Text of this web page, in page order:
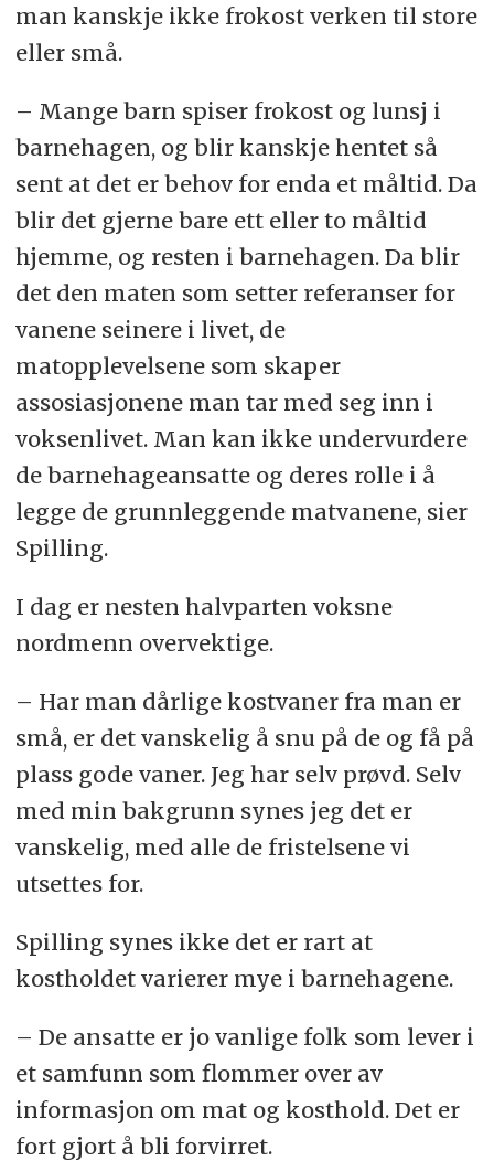
man kanskje ikke frokost verken til store
eller små.
– Mange barn spiser frokost og lunsj i
barnehagen, og blir kanskje hentet så
sent at det er behov for enda et måltid. Da
blir det gjerne bare ett eller to måltid
hjemme, og resten i barnehagen. Da blir
det den maten som setter referanser for
vanene seinere i livet, de
matopplevelsene som skaper
assosiasjonene man tar med seg inn i
voksenlivet. Man kan ikke undervurdere
de barnehageansatte og deres rolle i å
legge de grunnleggende matvanene, sier
Spilling.
I dag er nesten halvparten voksne
nordmenn overvektige.
– Har man dårlige kostvaner fra man er
små, er det vanskelig å snu på de og få på
plass gode vaner. Jeg har selv prøvd. Selv
med min bakgrunn synes jeg det er
vanskelig, med alle de fristelsene vi
utsettes for.
Spilling synes ikke det er rart at
kostholdet varierer mye i barnehagene.
– De ansatte er jo vanlige folk som lever i
et samfunn som flommer over av
informasjon om mat og kosthold. Det er
fort gjort å bli forvirret.